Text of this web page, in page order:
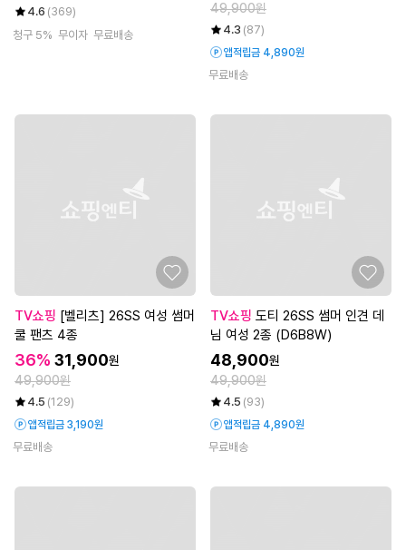
4.6 (369)
청구 5% 무이자 무료배송
49,900원
4.3 (87)
앱적립금 4,890원
무료배송
TV쇼핑
쿨 팬츠 4종
36% 31,900원
49,900원
4.5 (129)
앱적립금 3,190원
무료배송
TV쇼핑
님 여성 2종 (D6B8W)
48,900원
49,900원
4.5 (93)
앱적립금 4,890원
무료배송